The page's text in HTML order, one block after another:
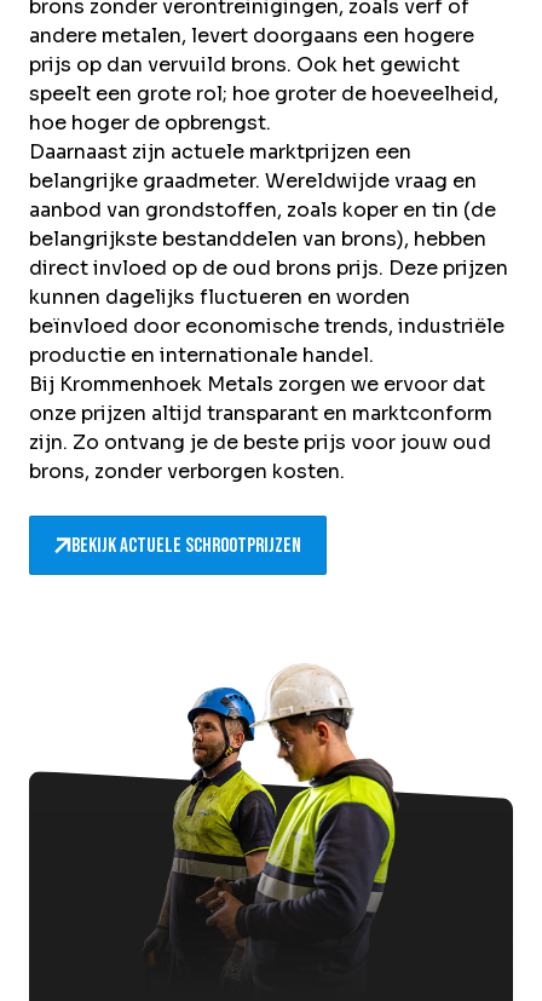
brons zonder verontreinigingen, zoals verf of
andere metalen, levert doorgaans een hogere
prijs op dan vervuild brons. Ook het gewicht
speelt een grote rol; hoe groter de hoeveelheid,
hoe hoger de opbrengst.
Daarnaast zijn actuele marktprijzen een
belangrijke graadmeter. Wereldwijde vraag en
aanbod van grondstoffen, zoals koper en tin (de
belangrijkste bestanddelen van brons), hebben
direct invloed op de oud brons prijs. Deze prijzen
kunnen dagelijks fluctueren en worden
beïnvloed door economische trends, industriële
productie en internationale handel.
Bij Krommenhoek Metals zorgen we ervoor dat
onze prijzen altijd transparant en marktconform
zijn. Zo ontvang je de beste prijs voor jouw oud
brons, zonder verborgen kosten.
Bekijk actuele schrootprijzen